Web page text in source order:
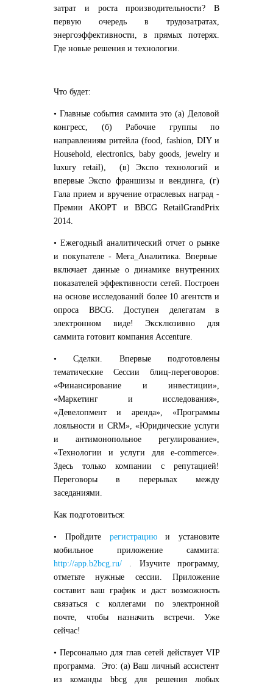
затрат и роста производительности? В
первую очередь в трудозатратах,
энергоэффективности, в прямых потерях.
Где новые решения и технологии.
Что будет:
• Главные события саммита это (а) Деловой
конгресс , (б) Рабочие группы по
направлениям ритейла (food, fashion, DIY и
Household, electronics, baby goods, jewelry и
luxury retail), (в)Экспо технологий и
впервыеЭкспо франшизы и вендинга, (г)
Гала прием и вручение отраслевых наград -
Премии АКОРТ и BBCG RetailGrandPrix
2014
• Ежегодный аналитический отчет о рынке
и покупателе - Мега_Аналитика . Впервые
включает данные о динамике внутренних
показателей эффективности сетей. Построен
на основе исследований более 10 агентств и
опроса BBCG. Доступен делегатам в
электронном виде! Эксклюзивно для
саммита готовит компания Accenture.
• Сделки. Впервые подготовлены
тематические Сессии блиц-переговоров:
«Финансирование и инвестиции»,
«Маркетинг и исследования»,
«Девелопмент и аренда», «Программы
лояльности и CRM», «Юридические услуги
и антимонопольное регулирование»,
«Технологии и услуги для e-commerce».
Здесь только компании с репутацией!
Переговоры в перерывах между
заседаниями.
Как подготовиться:
• Пройдите регистрациюи установите
мобильное приложение саммита:
http://app.b2bcg.ru/ . Изучите программу,
отметьте нужные сессии. Приложение
составит ваш график и даст возможность
связаться с коллегами по электронной
почте , чтобы назначить встречи. Уже
сейчас!
• Персонально для глав сетей действуетVIP
программа . Это: (а) Ваш личный ассистент
из команды bbcg для решения любых